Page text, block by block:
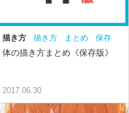
描き方 描き方 まとめ
保存
版
背中 腕 手 脚 足
お
腹
お尻 胸 アタリ
体の描き方まとめ《保存版》
2017.06.30